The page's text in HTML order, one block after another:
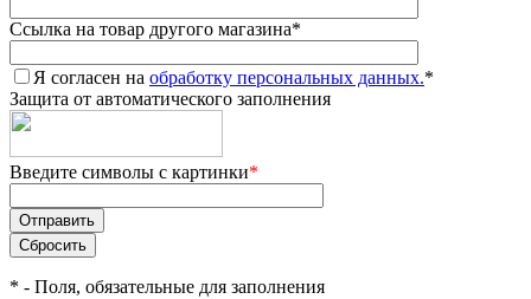
Ссылка на товар другого магазина*
Я согласен на обработку персональных данных.*
Защита от автоматического заполнения
Введите символы с картинки*
* - Поля, обязательные для заполнения